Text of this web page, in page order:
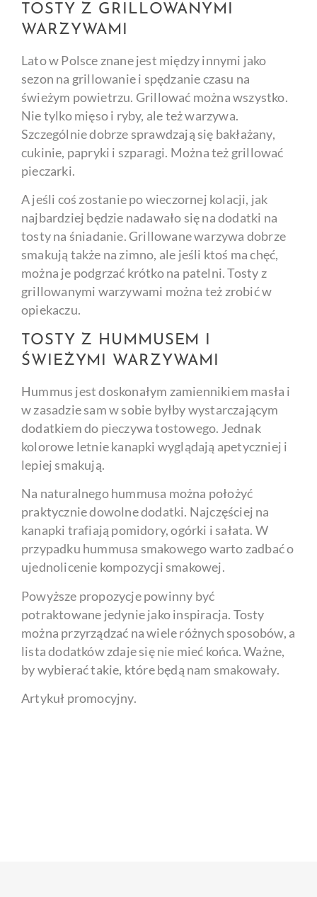
TOSTY Z GRILLOWANYMI
WARZYWAMI
Lato w Polsce znane jest między innymi jako
sezon na grillowanie i spędzanie czasu na
świeżym powietrzu. Grillować można wszystko.
Nie tylko mięso i ryby, ale też warzywa.
Szczególnie dobrze sprawdzają się bakłażany,
cukinie, papryki i szparagi. Można też grillować
pieczarki.
A jeśli coś zostanie po wieczornej kolacji, jak
najbardziej będzie nadawało się na dodatki na
tosty na śniadanie. Grillowane warzywa dobrze
smakują także na zimno, ale jeśli ktoś ma chęć,
można je podgrzać krótko na patelni. Tosty z
grillowanymi warzywami można też zrobić w
opiekaczu.
TOSTY Z HUMMUSEM I
ŚWIEŻYMI WARZYWAMI
Hummus jest doskonałym zamiennikiem masła i
w zasadzie sam w sobie byłby wystarczającym
dodatkiem do pieczywa tostowego. Jednak
kolorowe letnie kanapki wyglądają apetyczniej i
lepiej smakują.
Na naturalnego hummusa można położyć
praktycznie dowolne dodatki. Najczęściej na
kanapki trafiają pomidory, ogórki i sałata. W
przypadku hummusa smakowego warto zadbać o
ujednolicenie kompozycji smakowej.
Powyższe propozycje powinny być
potraktowane jedynie jako inspiracja. Tosty
można przyrządzać na wiele różnych sposobów, a
lista dodatków zdaje się nie mieć końca. Ważne,
by wybierać takie, które będą nam smakowały.
Artykuł promocyjny.